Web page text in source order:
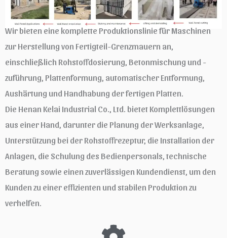
Wir bieten eine komplette Produktionslinie für Maschinen
zur Herstellung von Fertigteil-Grenzmauern an,
einschließlich Rohstoffdosierung, Betonmischung und -
zuführung, Plattenformung, automatischer Entformung,
Aushärtung und Handhabung der fertigen Platten.
Die Henan Kelai Industrial Co., Ltd. bietet Komplettlösungen
aus einer Hand, darunter die Planung der Werksanlage,
Unterstützung bei der Rohstoffrezeptur, die Installation der
Anlagen, die Schulung des Bedienpersonals, technische
Beratung sowie einen zuverlässigen Kundendienst, um den
Kunden zu einer effizienten und stabilen Produktion zu
verhelfen.